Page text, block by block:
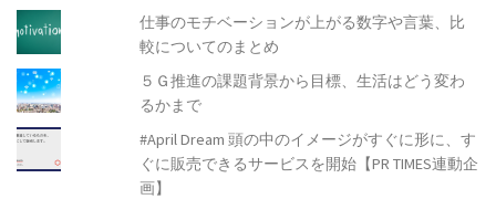
仕事のモチベーションが上がる数字や言葉、比
較についてのまとめ
５Ｇ推進の課題背景から目標、生活はどう変わ
るかまで
#April Dream 頭の中のイメージがすぐに形に、す
ぐに販売できるサービスを開始【PR TIMES連動企
画】